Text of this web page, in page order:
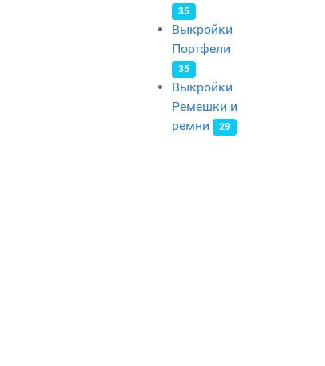
35
Выкройки
Портфели
35
Выкройки
Ремешки и
ремни
29